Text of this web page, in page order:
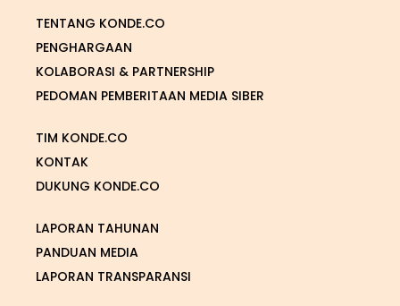
TENTANG KONDE.CO
PENGHARGAAN
KOLABORASI & PARTNERSHIP
PEDOMAN PEMBERITAAN MEDIA SIBER
TIM KONDE.CO
KONTAK
DUKUNG KONDE.CO
LAPORAN TAHUNAN
PANDUAN MEDIA
LAPORAN TRANSPARANSI